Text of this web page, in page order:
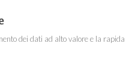
dei dati ad alto valore e la rapida